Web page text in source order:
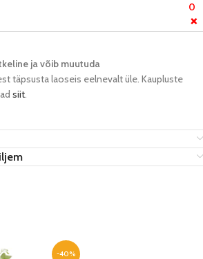
0
❌
ja võib muutuda​
täpsusta laoseis eelnevalt üle. Kaupluste
siit.
-40%